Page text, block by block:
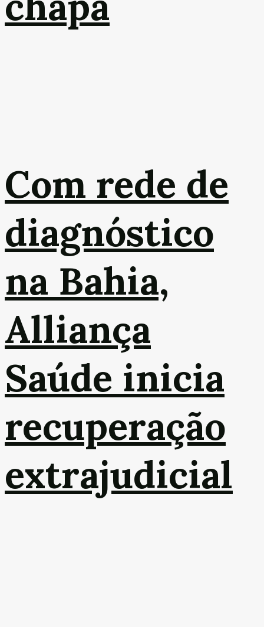
Com rede de
diagnóstico
na Bahia,
Alliança
Saúde inicia
recuperação
extrajudicial